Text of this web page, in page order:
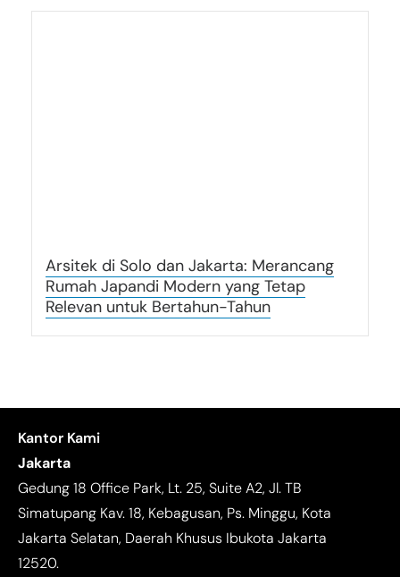
Arsitek di Solo dan Jakarta: Merancang
Rumah Japandi Modern yang Tetap
Relevan untuk Bertahun-Tahun
Kantor Kami
Jakarta
Gedung 18 Office Park, Lt. 25, Suite A2, Jl. TB
Simatupang Kav. 18, Kebagusan, Ps. Minggu, Kota
Jakarta Selatan, Daerah Khusus Ibukota Jakarta
12520.